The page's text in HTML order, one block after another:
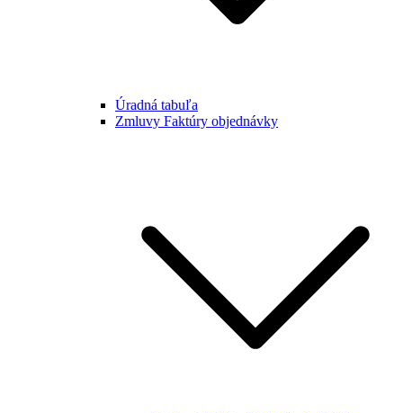
Úradná tabuľa
Zmluvy Faktúry objednávky